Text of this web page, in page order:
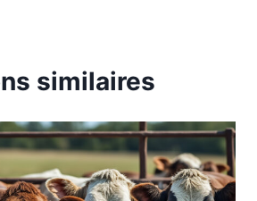
similaires